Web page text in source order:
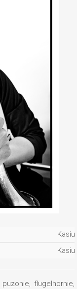
flugelhornie,